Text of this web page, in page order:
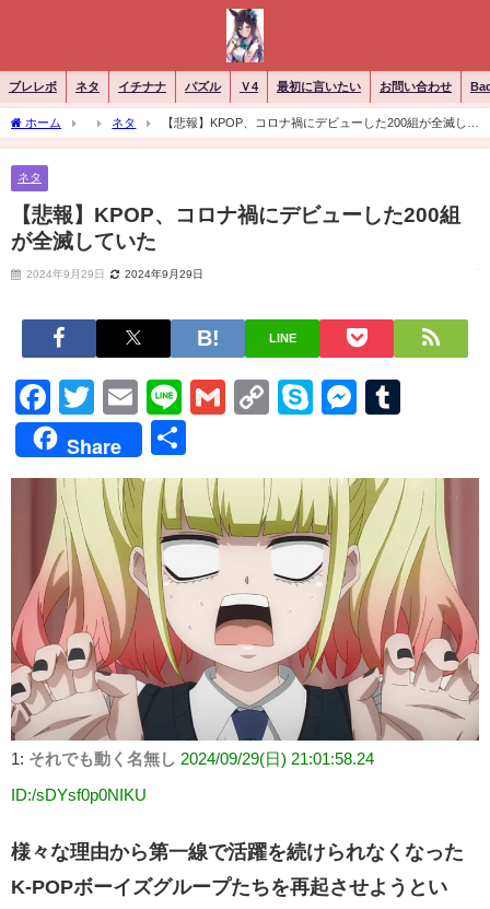
ブレレボ ネタ イチナナ パズル Ｖ4 最初に言いたい お問い合わせ
ホーム ネタ
【悲報】KPOP、コロナ禍にデビューした200組が全滅して
いた
ネタ
【悲報】KPOP、コロナ禍にデビューした200組
が全滅していた
2024年9月29日 2024年9月29日
LINE
Facebook
Twitter
EmailLineGmailCopySkype
Share
有
1: それでも動く名無し 2024/09/29(日) 21:01:58.24
ID:/sDYsf0p0NIKU
様々な理由から第一線で活躍を続けられなくなった
K-POPボーイズグループたちを再起させようとい